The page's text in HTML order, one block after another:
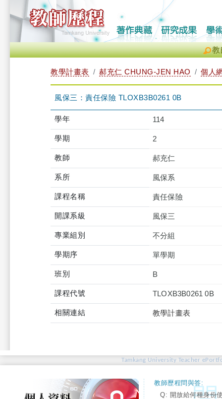
教
教學計畫表 郝充仁 CHUNG-JEN HAO 個人
風保三：責任保險 TLOXB3B0261 0B
學年 114
學期 2
教師 郝充仁
系所 風保系
課程名稱 責任保險
開課系級 風保三
專業組別 不分組
學期序 單學期
班別 B
課程代號 TLOXB3B0261 0B
相關連結 教學計畫表
Tamkang University Teacher
教師歷程問與答:
Q: 開放給何種身份